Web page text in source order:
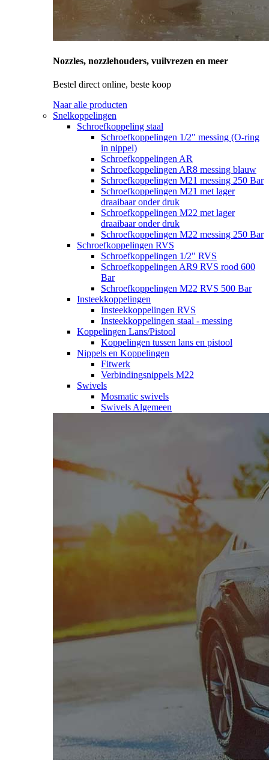
Nozzles, nozzlehouders, vuilvrezen en meer
Bestel direct online, beste koop
Naar alle producten
Snelkoppelingen
Schroefkoppeling staal
Schroefkoppelingen 1/2" messing (O-ring
in nippel)
Schroefkoppelingen AR
Schroefkoppelingen AR8 messing blauw
Schroefkoppelingen M21 messing 250 Bar
Schroefkoppelingen M21 met lager
draaibaar onder druk
Schroefkoppelingen M22 met lager
draaibaar onder druk
Schroefkoppelingen M22 messing 250 Bar
Schroefkoppelingen RVS
Schroefkoppelingen 1/2" RVS
Schroefkoppelingen AR9 RVS rood 600
Bar
Schroefkoppelingen M22 RVS 500 Bar
Insteekkoppelingen
Insteekkoppelingen RVS
Insteekkoppelingen staal - messing
Koppelingen Lans/Pistool
Koppelingen tussen lans en pistool
Nippels en Koppelingen
Fitwerk
Verbindingsnippels M22
Swivels
Mosmatic swivels
Swivels Algemeen